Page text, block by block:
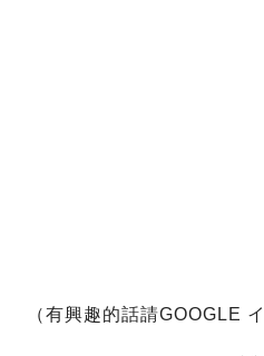
（有興趣的話請GOOGLE